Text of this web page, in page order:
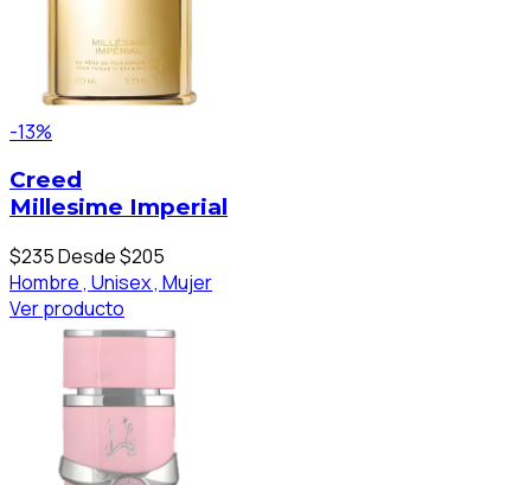
-13%
Creed
Millesime Imperial
$235Desde $205
Hombre , Unisex , Mujer
Ver producto